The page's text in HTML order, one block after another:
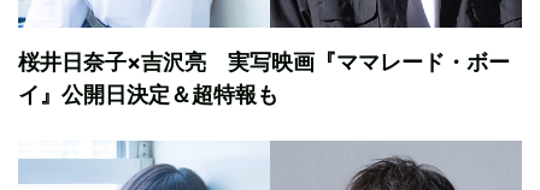
桜井日奈子×吉沢亮 実写映画『ママレード・ボー
イ』公開日決定＆超特報も